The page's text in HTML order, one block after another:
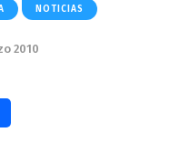
NOTICIAS
2010